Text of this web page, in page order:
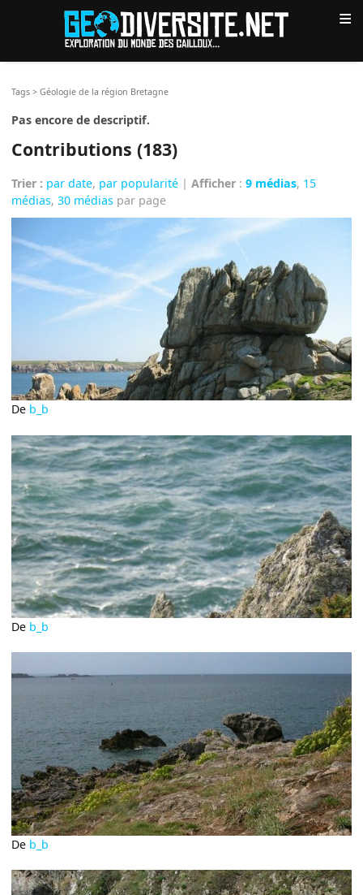
≡
Tags >Géologie de la région Bretagne
Pas encore de descriptif.
Contributions (183)
Trier : par date, par popularité |Afficher :9 médias, 15
médias,30 médias par page
De b_b
De b_b
De b_b